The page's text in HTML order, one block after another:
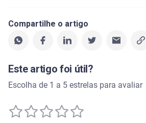
Compartilhe o artigo
Este artigo foi útil?
Escolha de 1 a 5 estrelas para avaliar